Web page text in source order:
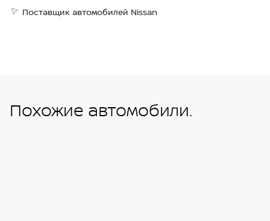
Поставщик автомобилей Nissan
Похожие автомобили.